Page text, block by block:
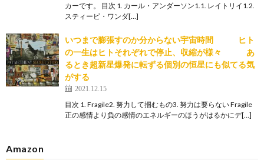
カーです。 目次 1. カール・アンダーソン1.1. レイトリイ1.2.
スティービ・ワンダ[…]
いつまで膨張すのか分からない宇宙時間 ヒト
の一生はヒトそれぞれで停止、収縮が様々 あ
るとき超新星爆発に転ずる個別の恒星にも似てる気
がする
2021.12.15
目次 1. Fragile2. 努力して掴むもの3. 努力は要らない Fragile
正の感情より負の感情のエネルギーのほうがはるかにデ[…]
Amazon